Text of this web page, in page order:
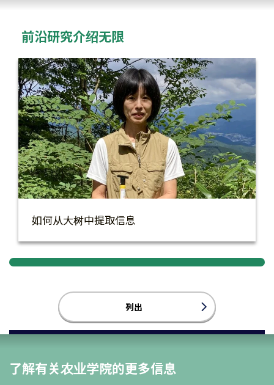
前沿研究介绍无限
列出
如何从大树中提取信息
了解有关农业学院的更多信息